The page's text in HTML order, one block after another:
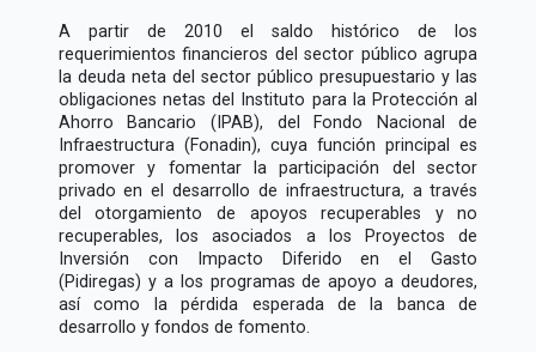
A partir de 2010 el saldo histórico de los
requerimientos financieros del sector público agrupa
la deuda neta del sector público presupuestario y las
obligaciones netas del Instituto para la Protección al
Ahorro Bancario (IPAB), del Fondo Nacional de
Infraestructura (Fonadin), cuya función principal es
promover y fomentar la participación del sector
privado en el desarrollo de infraestructura, a través
del otorgamiento de apoyos recuperables y no
recuperables, los asociados a los Proyectos de
Inversión con Impacto Diferido en el Gasto
(Pidiregas) y a los programas de apoyo a deudores,
así como la pérdida esperada de la banca de
desarrollo y fondos de fomento.